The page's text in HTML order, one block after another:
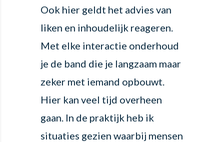
Ook hier geldt het advies van
liken en inhoudelijk reageren.
Met elke interactie onderhoud
je de band die je langzaam maar
zeker met iemand opbouwt.
Hier kan veel tijd overheen
gaan. In de praktijk heb ik
situaties gezien waarbij mensen